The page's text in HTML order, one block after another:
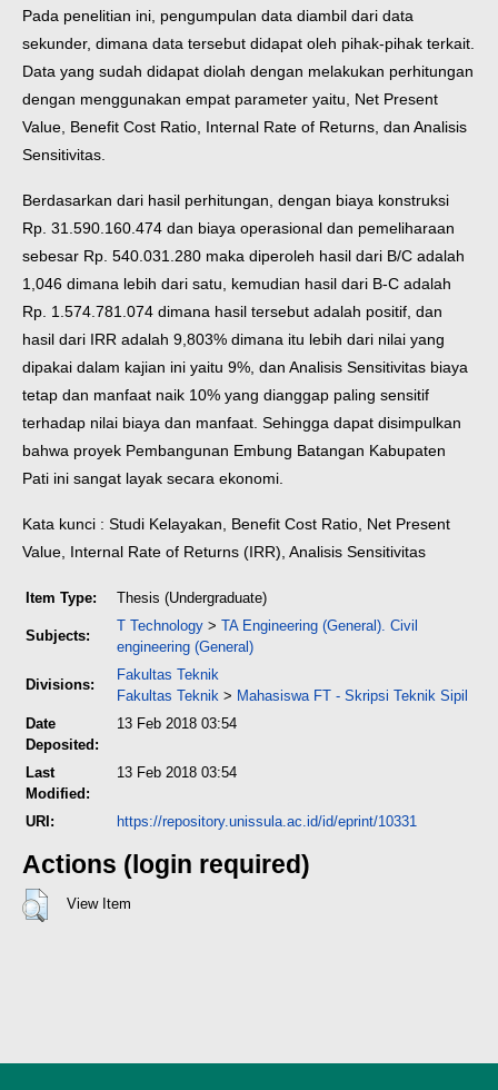
Pada penelitian ini, pengumpulan data diambil dari data
sekunder, dimana data tersebut didapat oleh pihak-pihak terkait.
Data yang sudah didapat diolah dengan melakukan perhitungan
dengan menggunakan empat parameter yaitu, Net Present
Value, Benefit Cost Ratio, Internal Rate of Returns, dan Analisis
Sensitivitas.
Berdasarkan dari hasil perhitungan, dengan biaya konstruksi
Rp. 31.590.160.474 dan biaya operasional dan pemeliharaan
sebesar Rp. 540.031.280 maka diperoleh hasil dari B/C adalah
1,046 dimana lebih dari satu, kemudian hasil dari B-C adalah
Rp. 1.574.781.074 dimana hasil tersebut adalah positif, dan
hasil dari IRR adalah 9,803% dimana itu lebih dari nilai yang
dipakai dalam kajian ini yaitu 9%, dan Analisis Sensitivitas biaya
tetap dan manfaat naik 10% yang dianggap paling sensitif
terhadap nilai biaya dan manfaat. Sehingga dapat disimpulkan
bahwa proyek Pembangunan Embung Batangan Kabupaten
Pati ini sangat layak secara ekonomi.
Kata kunci : Studi Kelayakan, Benefit Cost Ratio, Net Present
Value, Internal Rate of Returns (IRR), Analisis Sensitivitas
Item Type: Thesis (Undergraduate)
Subjects:
T Technology > TA Engineering (General). Civil
engineering (General)
Divisions:
Fakultas Teknik
Fakultas Teknik > Mahasiswa FT - Skripsi Teknik Sipil
Date
Deposited:
13 Feb 2018 03:54
Last
Modified:
13 Feb 2018 03:54
URI: https://repository.unissula.ac.id/id/eprint/10331
Actions (login required)
View Item